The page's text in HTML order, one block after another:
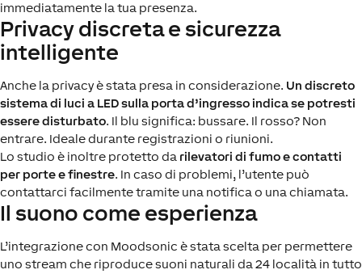
immediatamente la tua presenza.
Privacy discreta e sicurezza
intelligente
Anche la privacy è stata presa in considerazione. Un discreto
sistema di luci a LED sulla porta d’ingresso indica se potresti
essere disturbato. Il blu significa: bussare. Il rosso? Non
entrare. Ideale durante registrazioni o riunioni.
Lo studio è inoltre protetto da rilevatori di fumo e contatti
per porte e finestre. In caso di problemi, l’utente può
contattarci facilmente tramite una notifica o una chiamata.
Il suono come esperienza
L’integrazione con Moodsonic è stata scelta per permettere
uno stream che riproduce suoni naturali da 24 località in tutto